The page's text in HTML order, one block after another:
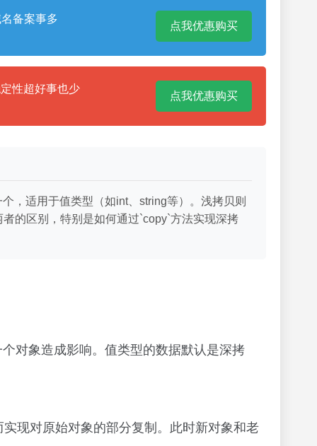
备案事多
点我优惠购买
性超好事也少
点我优惠购买
，适用于值类型（如int、string等）。浅拷贝则
的区别，特别是如何通过`copy`方法实现深拷
对象造成影响。值类型的数据默认是深拷
现对原始对象的部分复制。此时新对象和老